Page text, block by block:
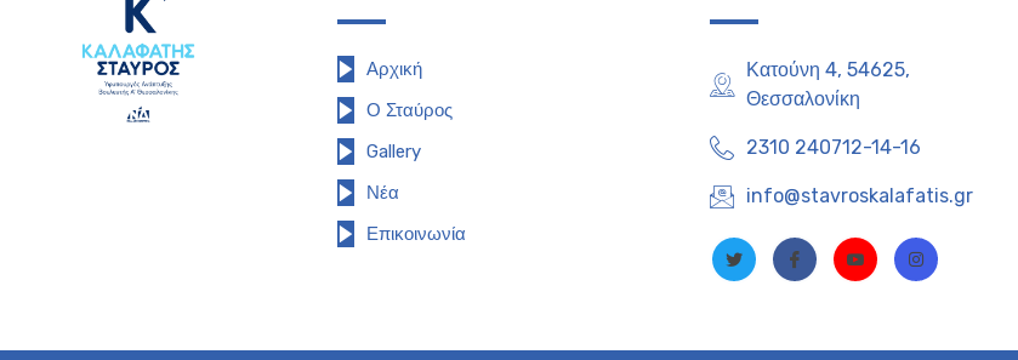
Αρχική
Ο Σταύρος
Gallery
Νέα
Επικοινωνία
Κατούνη 4, 54625,
Θεσσαλονίκη
2310 240712-14-16
info@stavroskalafatis.gr